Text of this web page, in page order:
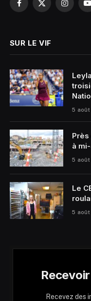
Facebook
X
SUR LE VIF
5
à
5
Le
5
Recevez des